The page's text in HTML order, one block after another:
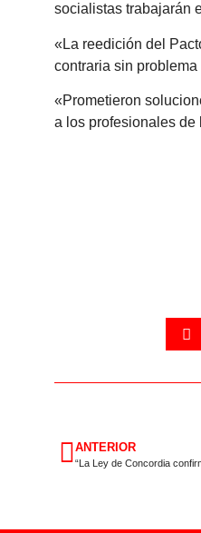
socialistas trabajarán
«La reedición del
contraria sin
«Prometieron
a los profesionales de
ANTERIOR